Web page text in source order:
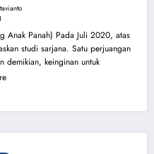
Tanah
Sijunjung
Anak Panah) Pada Juli 2020, atas
studi sarjana. Satu perjuangan
demikian, keinginan untuk
:
Pengabdian,